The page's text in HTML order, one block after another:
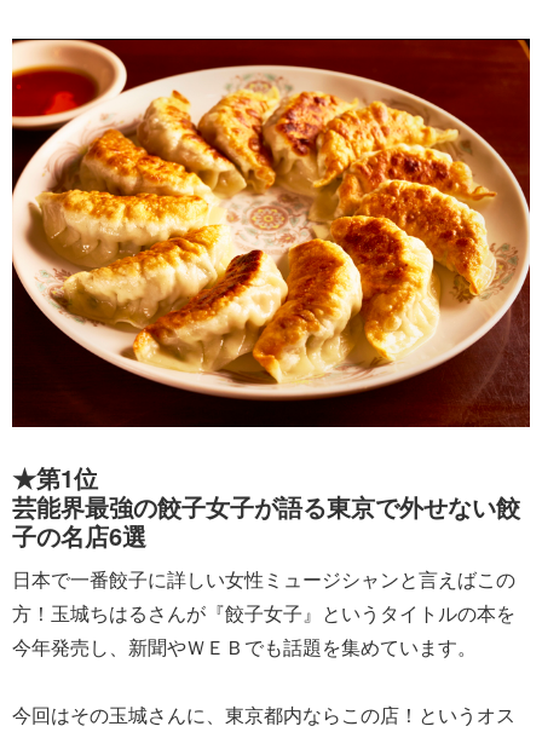
★第1位
芸能界最強の餃子女子が語る東京で外せない餃
子の名店6選
日本で一番餃子に詳しい女性ミュージシャンと言えばこの
方！玉城ちはるさんが『餃子女子』というタイトルの本を
今年発売し、新聞やＷＥＢでも話題を集めています。
今回はその玉城さんに、東京都内ならこの店！というオス